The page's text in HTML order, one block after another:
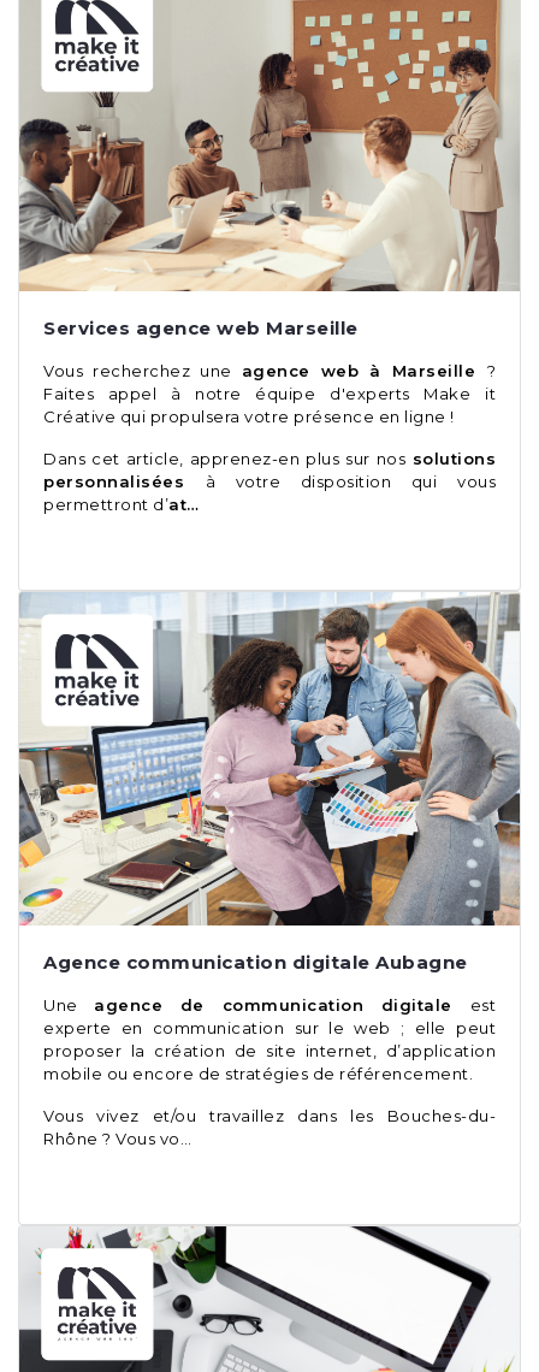
Services agence web Marseille
Vous recherchez une agence web à Marseille ?
Faites appel à notre équipe d'experts Make it
Créative qui propulsera votre présence en ligne !
Dans cet article, apprenez-en plus sur nos solutions
personnalisées à votre disposition qui vous
permettront d’at…
Agence communication digitale Aubagne
Une agence de communication digitale est
experte en communication sur le web ; elle peut
proposer la création de site internet, d’application
mobile ou encore de stratégies de référencement.
Vous vivez et/ou travaillez dans les Bouches-du-
Rhône ? Vous vo…